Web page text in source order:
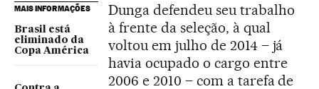
MAIS INFORMAÇÕES
Brasil está
eliminado da
Copa América
Dunga defendeu seu trabalho
à frente da seleção, à qual
voltou em julho de 2014 – já
havia ocupado o cargo entre
2006 e 2010 – com a tarefa de